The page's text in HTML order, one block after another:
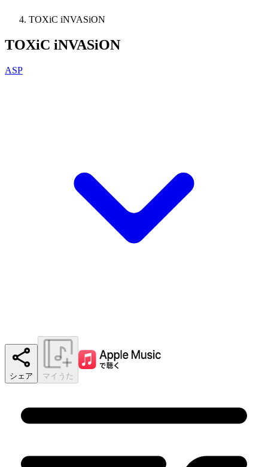
TOXiC iNVASiON
TOXiC iNVASiON
ASP
シェア マイうた